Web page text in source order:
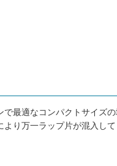
で最適なコンパクトサイズ
より万一ラップ片が混入し